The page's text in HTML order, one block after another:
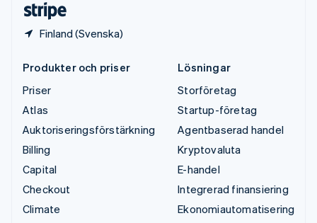
Finland (Svenska)
Produkter och priser
Priser
Atlas
Auktoriseringsförstärkning
Billing
Capital
Checkout
Climate
Lösningar
Storföretag
Startup-företag
Agentbaserad handel
Kryptovaluta
E-handel
Integrerad finansiering
Ekonomiautomatisering